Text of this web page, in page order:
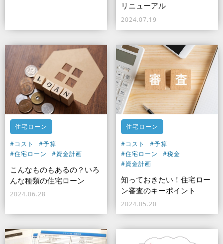
リニューアル
2024.07.19
住宅ローン
#コスト
#予算
#住宅ローン
#資金計画
こんなものもあるの？いろ
んな種類の住宅ローン
2024.06.28
住宅ローン
#コスト
#予算
#住宅ローン
#税金
#資金計画
知っておきたい！住宅ロー
ン審査のキーポイント
2024.05.20